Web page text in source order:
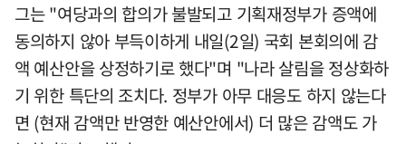
그는 "여당과의 합의가 불발되고 기획재정부가 증액에
동의하지 않아 부득이하게 내일(2일) 국회 본회의에 감
액 예산안을 상정하기로 했다"며 "나라 살림을 정상화하
기 위한 특단의 조치다. 정부가 아무 대응도 하지 않는다
면 (현재 감액만 반영한 예산안에서) 더 많은 감액도 가